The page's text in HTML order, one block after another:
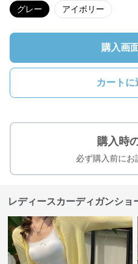
グレー アイボリー
購入画
カートに
購入時
必ず購入前にお
レディースカーディガンショ